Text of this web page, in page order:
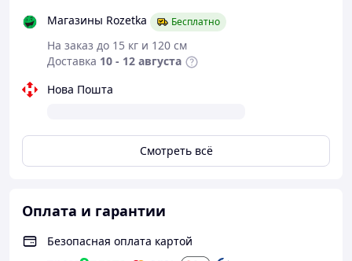
Магазины Rozetka
Бесплатно
На заказ до 15 кг и 120 см
Доставка 10 - 12 августа
Нова Пошта
Смотреть всё
Оплата и гарантии
Безопасная оплата картой